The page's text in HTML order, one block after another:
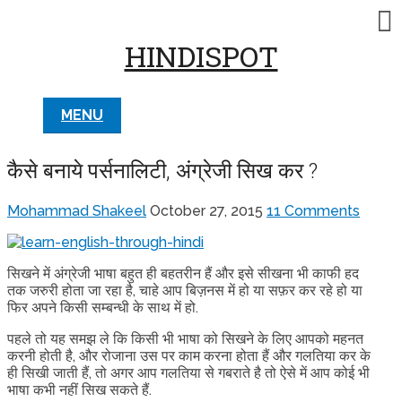
HINDISPOT
MENU
कैसे बनाये पर्सनालिटी, अंग्रेजी सिख कर ?
Mohammad Shakeel October 27, 2015 11 Comments
सिखने में अंग्रेजी भाषा बहुत ही बहतरीन हैं और इसे सीखना भी काफी हद
तक जरुरी होता जा रहा है, चाहे आप बिज़नस में हो या सफ़र कर रहे हो या
फिर अपने किसी सम्बन्धी के साथ में हो.
पहले तो यह समझ ले कि किसी भी भाषा को सिखने के लिए आपको महनत
करनी होती है, और रोजाना उस पर काम करना होता हैं और गलतिया कर के
ही सिखी जाती हैं, तो अगर आप गलतिया से गबराते है तो ऐसे में आप कोई भी
भाषा कभी नहीं सिख सकते हैं.